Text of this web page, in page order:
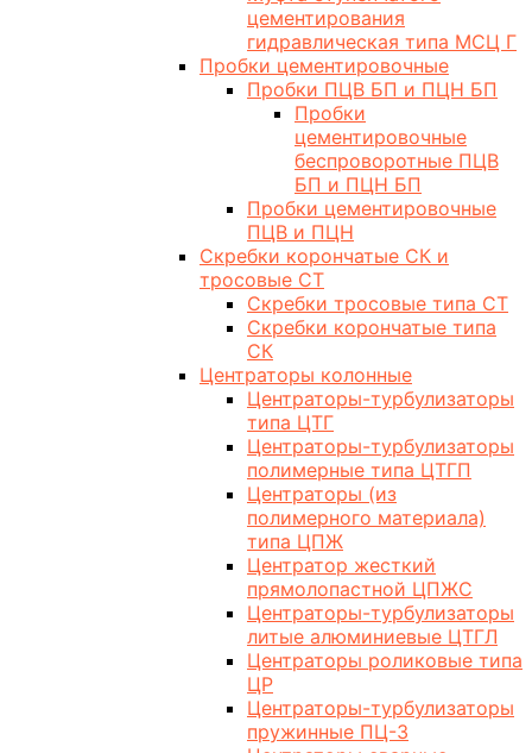
цементирования
гидравлическая типа МСЦ Г
Пробки цементировочные
Пробки ПЦВ БП и ПЦН БП
Пробки
цементировочные
беспроворотные ПЦВ
БП и ПЦН БП
Пробки цементировочные
ПЦВ и ПЦН
Скребки корончатые СК и
тросовые СТ
Скребки тросовые типа СТ
Скребки корончатые типа
СК
Центраторы колонные
Центраторы-турбулизаторы
типа ЦТГ
Центраторы-турбулизаторы
полимерные типа ЦТГП
Центраторы (из
полимерного материала)
типа ЦПЖ
Центратор жесткий
прямолопастной ЦПЖС
Центраторы-турбулизаторы
литые алюминиевые ЦТГЛ
Центраторы роликовые типа
ЦР
Центраторы-турбулизаторы
пружинные ПЦ-3